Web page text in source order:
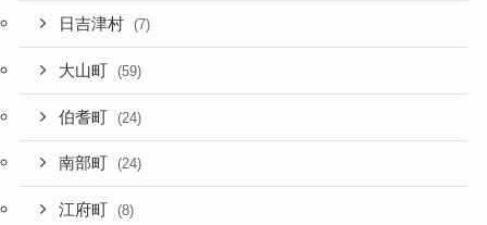
日吉津村 (7)
大山町 (59)
伯耆町 (24)
南部町 (24)
江府町 (8)